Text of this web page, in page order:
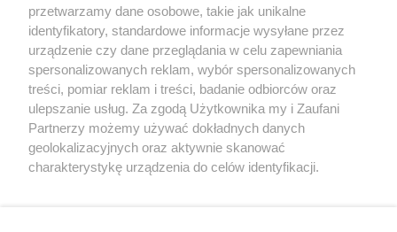
Kultura
X Facebook Instagram Youtube
przetwarzamy dane osobowe, takie jak unikalne
identyfikatory, standardowe informacje wysyłane przez
urządzenie czy dane przeglądania w celu zapewniania
spersonalizowanych reklam, wybór spersonalizowanych
treści, pomiar reklam i treści, badanie odbiorców oraz
ulepszanie usług. Za zgodą Użytkownika my i Zaufani
Partnerzy możemy używać dokładnych danych
geolokalizacyjnych oraz aktywnie skanować
charakterystykę urządzenia do celów identyfikacji.